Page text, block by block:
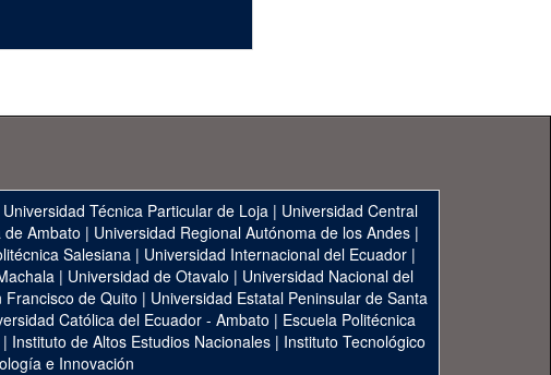
Universidad Técnica Particular de Loja | Universidad Central
de Ambato | Universidad Regional Autónoma de los Andes|
Salesiana| Universidad Internacional del Ecuador|
| Universidad de Otavalo | Universidad Nacional del
Francisco de Quito | Universidad Estatal Peninsular de Santa
Católica del Ecuador - Ambato | Escuela Politécnica
| Instituto de Altos Estudios Nacionales | Instituto Tecnológico
e Innovación